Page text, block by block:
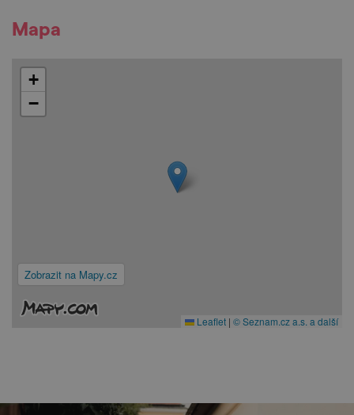
Mapa
Zobrazit na Mapy.cz
+
−
Leaflet | © Seznam.cz a.s. a další